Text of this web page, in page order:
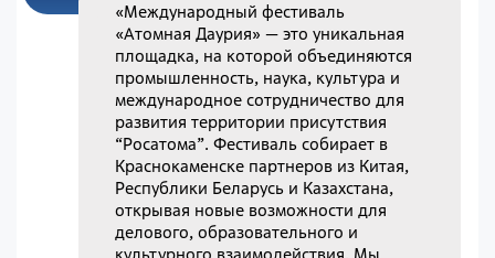
«Международный фестиваль
«Атомная Даурия» — это уникальная
площадка, на которой объединяются
промышленность, наука, культура и
международное сотрудничество для
развития территории присутствия
“Росатома”. Фестиваль собирает в
Краснокаменске партнеров из Китая,
Республики Беларусь и Казахстана,
открывая новые возможности для
делового, образовательного и